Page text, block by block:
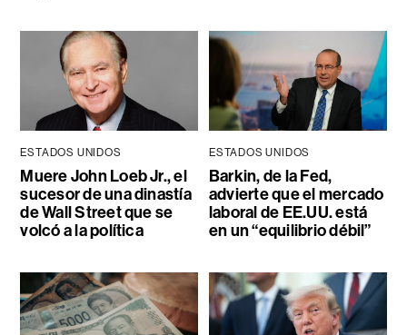
ESTADOS UNIDOS
Muere John Loeb Jr., el
sucesor de una dinastía
de Wall Street que se
volcó a la política
ESTADOS UNIDOS
Barkin, de la Fed,
advierte que el mercado
laboral de EE.UU. está
en un “equilibrio débil”